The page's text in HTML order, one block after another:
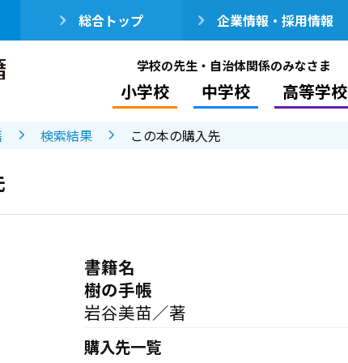
総合トップ 企業情報・採用情報
学校の先生・自治体関係のみなさま
小学校 中学校 高等学校
検索結果 この本の購入先
書籍名
樹の手帳
岩谷美苗／著
購入先一覧